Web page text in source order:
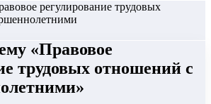
регулирование трудовых
«Правовое
трудовых отношений с
»